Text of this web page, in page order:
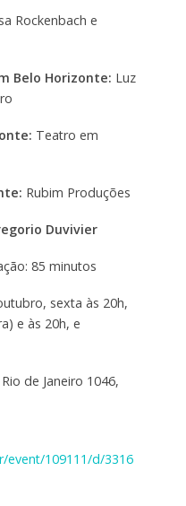
Rockenbach e
Belo Horizonte: Luz
Teatro em
Rubim Produções
Duvivier
85 minutos
sexta às 20h,
e às 20h, e
de Janeiro 1046,
event/109111/d/3316